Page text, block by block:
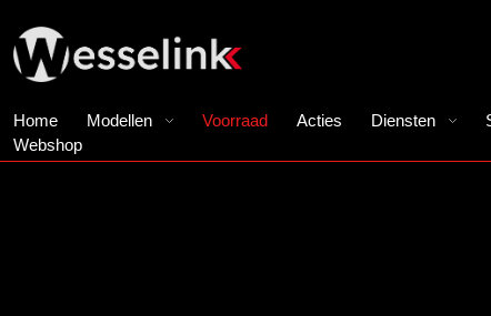
Home Modellen Voorraad Acties Diensten
Webshop